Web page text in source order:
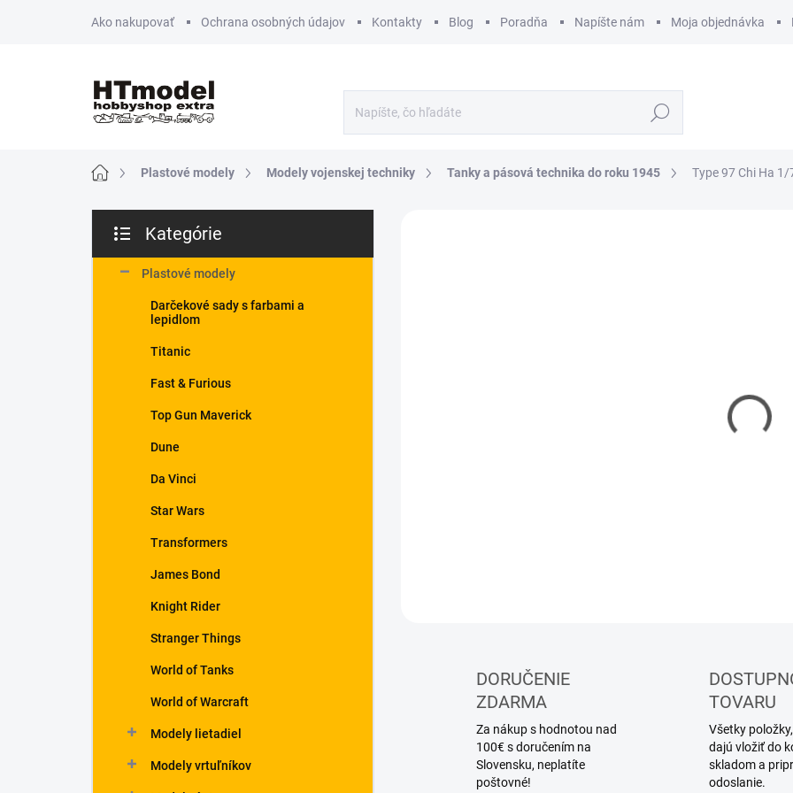
Ako nakupovať Ochrana osobných údajov Kontakty Blog Poradňa Napíšte nám Moja objednávka
Hľadať
DomovPlastové modely Modely vojenskej techniky Tanky a pásová technika do roku 1945 Type 97 Chi Ha 1/
č
kategórie
Kategórie
Plastové modely
Darčekové sady s farbami a
lepidlom
Titanic
Fast & Furious
Top Gun Maverick
Dune
Da Vinci
Star Wars
Transformers
James Bond
Knight Rider
Stranger Things
World of Tanks
World of Warcraft
Modely lietadiel
Modely vrtuľníkov
DORUČENIE
ZDARMA
Za nákup s hodnotou nad
100€ s doručením na
Slovensku, neplatíte
poštovné!
TOVARU
Všetky
dajú vložiť do
skladom a
odoslanie.